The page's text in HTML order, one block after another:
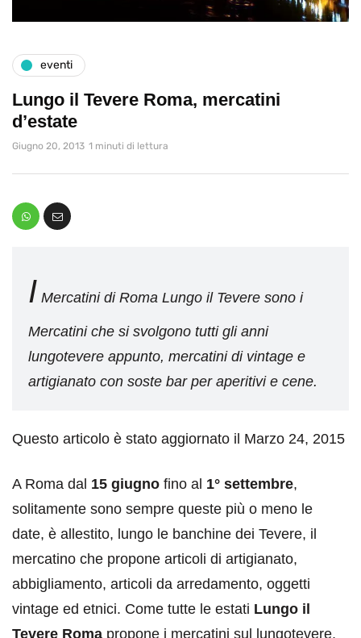
eventi
Lungo il Tevere Roma, mercatini
d’estate
Giugno 20, 2013 1 minuti di lettura
I Mercatini di Roma Lungo il Tevere sono i
Mercatini che si svolgono tutti gli anni
lungotevere appunto, mercatini di vintage e
artigianato con soste bar per aperitivi e cene.
Questo articolo è stato aggiornato il Marzo 24, 2015
A Roma dal 15 giugno fino al 1° settembre,
solitamente sono sempre queste più o meno le
date, è allestito, lungo le banchine dei Tevere, il
mercatino che propone articoli di artigianato,
abbigliamento, articoli da arredamento, oggetti
vintage ed etnici. Come tutte le estati Lungo il
Tevere Roma propone i mercatini sul lungotevere,